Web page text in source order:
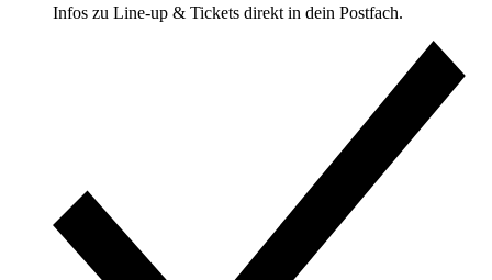
Infos zu Line-up & Tickets direkt in dein Postfach.